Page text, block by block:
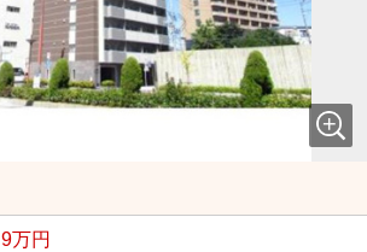
9万円